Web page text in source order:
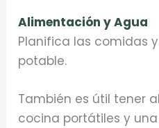
Alimentación y Agua
Planifica las comidas
potable.
También es útil tener
cocina portátiles y